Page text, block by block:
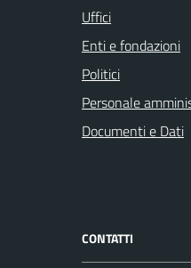
Uffici
Enti e fondazioni
Politici
Personale
Documenti e Dati
CONTATTI